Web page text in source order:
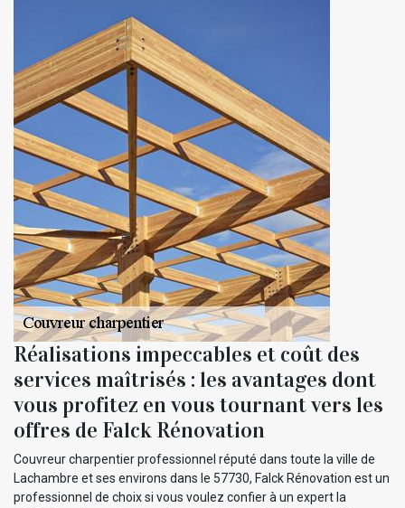
Réalisations impeccables et coût des
services maîtrisés : les avantages dont
vous profitez en vous tournant vers les
offres de Falck Rénovation
Couvreur charpentier professionnel réputé dans toute la ville de
Lachambre et ses environs dans le 57730, Falck Rénovation est un
professionnel de choix si vous voulez confier à un expert la